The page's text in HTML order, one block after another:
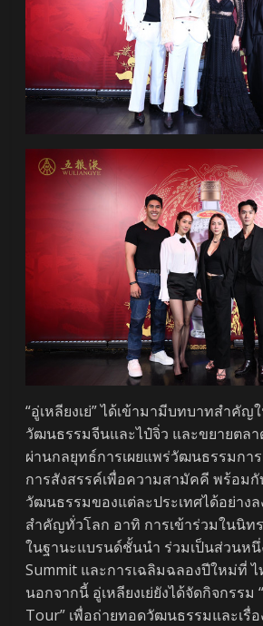
“อู่เหลียงเย่” ได้เข้ามามีบทบาทสำคัญ
วัฒนธรรมจีนและไป๋จิ่ว และขยายตล
ผ่านกลยุทธ์การเผยแพร่วัฒนธรรมกา
การสังสรรค์เพื่อความสามัคคี พร้อมกั
วัฒนธรรมของแต่ละประเทศได้อย่าง
สำคัญทั่วโลก อาทิ การเข้าร่วมในนิท
ในฐานะแบรนด์ชั้นนำ ร่วมเป็นส่วนหนึ่ง
Summit และการเฉลิมฉลองปีใหม่ที่
นอกจากนี้ อู่เหลียงเย่ยังได้จัดกิจกรรม
Tour” เพื่อถ่ายทอดวัฒนธรรมและเรื่